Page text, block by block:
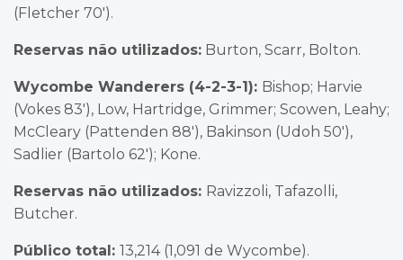
(Fletcher 70′).
Reservas não utilizados: Burton, Scarr, Bolton.
Wycombe Wanderers (4-2-3-1): Bishop; Harvie
(Vokes 83′), Low, Hartridge, Grimmer; Scowen, Leahy;
McCleary (Pattenden 88′), Bakinson (Udoh 50′),
Sadlier (Bartolo 62′); Kone.
Reservas não utilizados: Ravizzoli, Tafazolli,
Butcher.
Público total: 13,214 (1,091 de Wycombe).